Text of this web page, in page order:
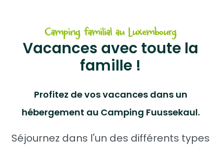
Camping familial au Luxembourg
Vacances avec toute la
famille !
Profitez de vos vacances dans un
hébergement au Camping Fuussekaul.
Séjournez dans l'un des différents types